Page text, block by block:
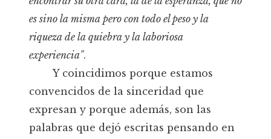
es sino la misma pero con todo el peso y la
riqueza de la quiebra y la laboriosa
experiencia".
Y coincidimos porque estamos
convencidos de la sinceridad que
expresan y porque además, son las
palabras que dejó escritas pensando en